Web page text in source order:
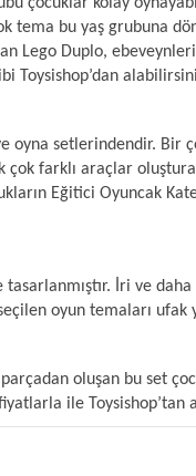
bu yaş grubuna
Lego Duplo,
Toysishop’dan
setlerindendir. Bir
farklı araçlar
Eğitici Oyuncak
İri ve
oyun temaları
oluşan bu set
ile Toysishop’tan